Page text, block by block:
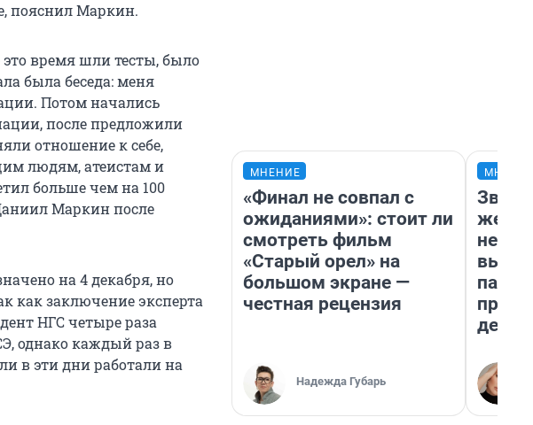
пояснил Маркин.
это время шли тесты, было
была беседа: меня
Потом начались
после предложили
отношение к себе,
людям, атеистам и
больше чем на 100
Маркин после
на 4 декабря, но
как заключение эксперта
НГС четыре раза
однако каждый раз в
в эти дни работали на
МНЕНИЕ
«Финал не совпал с
ожиданиями»: стоит ли
смотреть фильм
«Старый орел» на
большом экране —
честная рецензия
Надежда Губарь
день